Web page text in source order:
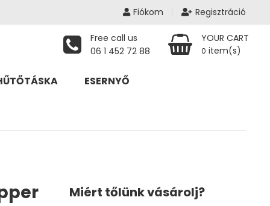
Fiókom Regisztráció
Free call us
06 1 452 72 88
YOUR CART
0 item(s)
ESERNYŐ
Miért tőlünk vásárolj?